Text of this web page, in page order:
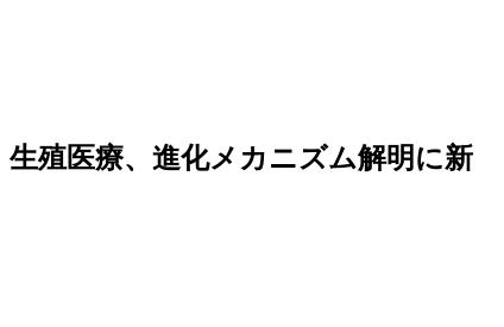
殖医療、進化メカニズム解明に新